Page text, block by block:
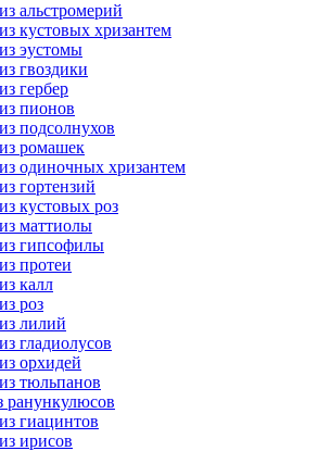
альстромерий
кустовых хризантем
эустомы
гвоздики
гербер
пионов
подсолнухов
ромашек
одиночных хризантем
гортензий
кустовых роз
маттиолы
гипсофилы
протеи
калл
роз
лилий
гладиолусов
орхидей
тюльпанов
ранункулюсов
гиацинтов
ирисов